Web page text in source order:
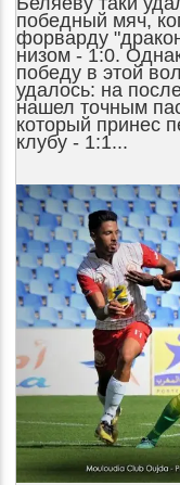
победный мяч,
форварду
низом - 1:0.
победу в этой
удалось: на
нашел точным
который принес
клубу - 1:1...